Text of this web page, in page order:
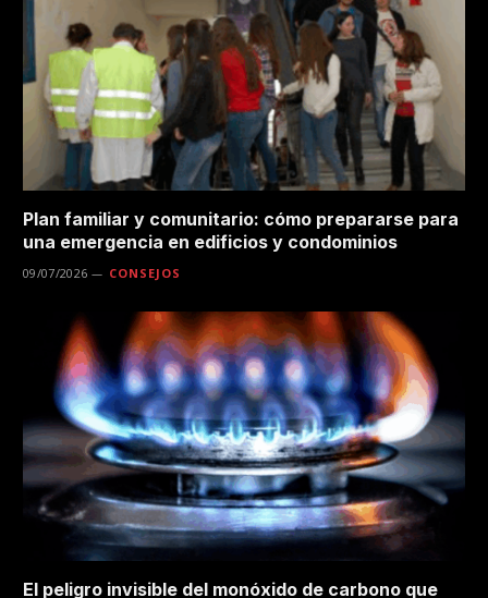
Plan familiar y comunitario: cómo prepararse para
una emergencia en edificios y condominios
09/07/2026 CONSEJOS
El peligro invisible del monóxido de carbono que